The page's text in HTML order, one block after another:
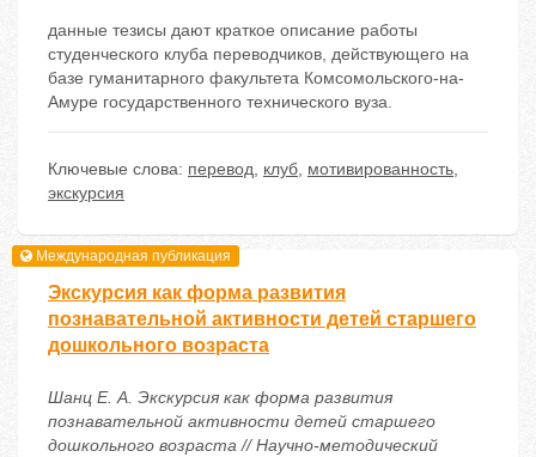
данные тезисы дают краткое описание работы
студенческого клуба переводчиков, действующего на
базе гуманитарного факультета Комсомольского-на-
Амуре государственного технического вуза.
Ключевые слова: перевод, клуб, мотивированность,
экскурсия
Международная публикация
Экскурсия как форма развития
познавательной активности детей старшего
дошкольного возраста
Шанц Е. А. Экскурсия как форма развития
познавательной активности детей старшего
дошкольного возраста // Научно-методический